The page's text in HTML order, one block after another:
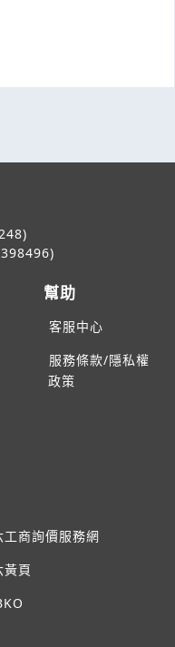
幫助
客服中心
服務條款/隱私權
政策
工商詢價服務網
黃頁